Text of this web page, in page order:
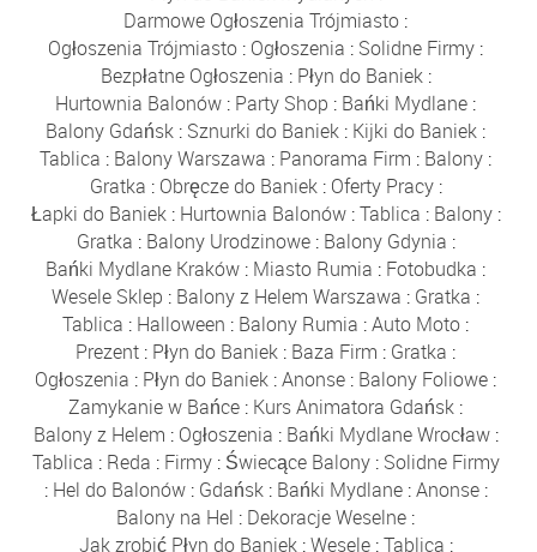
Darmowe Ogłoszenia Trójmiasto :
Ogłoszenia Trójmiasto : Ogłoszenia : Solidne Firmy :
Bezpłatne Ogłoszenia : Płyn do Baniek:
Hurtownia Balonów : Party Shop : Bańki Mydlane :
Balony Gdańsk : Sznurki do Baniek : Kijki do Baniek :
Tablica : Balony Warszawa : Panorama Firm : Balony :
Gratka : Obręcze do Baniek: Oferty Pracy:
Łapki do Baniek: Hurtownia Balonów:Tablica : Balony:
Gratka : Balony Urodzinowe: Balony Gdynia :
Bańki Mydlane Kraków : Miasto Rumia : Fotobudka :
Wesele Sklep : Balony z Helem Warszawa : Gratka :
Tablica : Halloween : Balony Rumia :Auto Moto :
Prezent : Płyn do Baniek : Baza Firm : Gratka :
Ogłoszenia : Płyn do Baniek :Anonse : Balony Foliowe :
Zamykanie w Bańce : Kurs Animatora Gdańsk :
Balony z Helem : Ogłoszenia : Bańki Mydlane Wrocław:
Tablica : Reda : Firmy: Świecące Balony: Solidne Firmy
: Hel do Balonów: Gdańsk: Bańki Mydlane:Anonse:
Balony na Hel : Dekoracje Weselne :
Jak zrobić Płyn do Baniek:Wesele:Tablica :